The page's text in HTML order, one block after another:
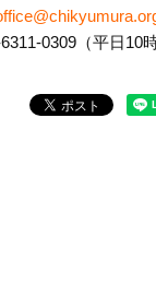
0309（平日10